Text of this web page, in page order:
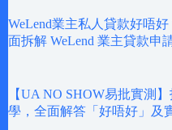
WeLend業主私人貸款好唔
面拆解 WeLend 業主貸款申
【UA NO SHOW易批實測
學，全面解答「好唔好」及